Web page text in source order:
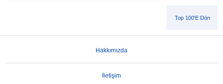
Top 100'e Dön
Hakkımızda
İletişim